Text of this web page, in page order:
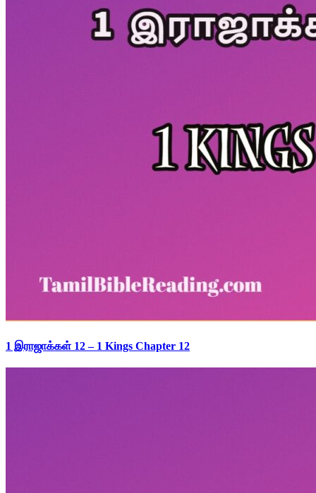
1 இராஜாக்கள் 12 – 1 Kings Chapter 12